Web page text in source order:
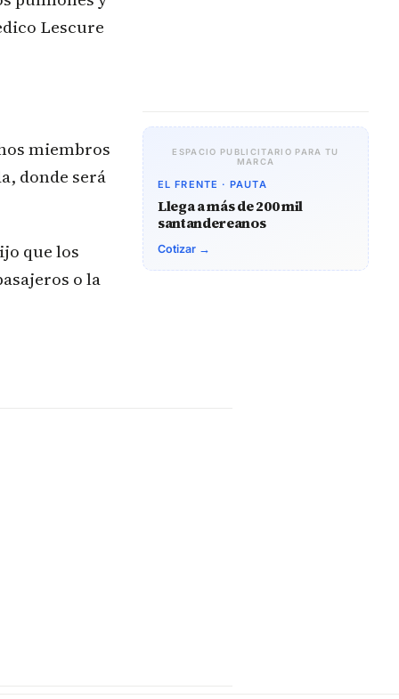
Lescure
miembros
donde será
que los
o la
ESPACIO PUBLICITARIO PARA TU
MARCA
EL FRENTE · PAUTA
Llega a más de 200 mil
santandereanos
Cotizar →